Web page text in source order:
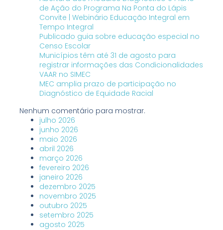
de Ação do Programa Na Ponta do Lápis
Convite | Webinário Educação Integral em
Tempo Integral
Publicado guia sobre educação especial no
Censo Escolar
Municípios têm até 31 de agosto para
registrar informações das Condicionalidades
VAAR no SIMEC
MEC amplia prazo de participação no
Diagnóstico de Equidade Racial
Nenhum comentário para mostrar.
julho 2026
junho 2026
maio 2026
abril 2026
março 2026
fevereiro 2026
janeiro 2026
dezembro 2025
novembro 2025
outubro 2025
setembro 2025
agosto 2025